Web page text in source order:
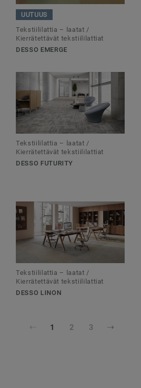
UUTUUS
Tekstiililattia – laatat /
Kierrätettävät tekstiililattiat
DESSO EMERGE
Tekstiililattia – laatat /
Kierrätettävät tekstiililattiat
DESSO FUTURITY
Tekstiililattia – laatat /
Kierrätettävät tekstiililattiat
DESSO LINON
1 2 3